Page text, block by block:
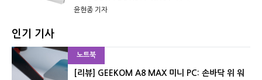
윤현종 기자
인기 기사
노트북
[리뷰] GEEKOM A8 MAX 미니 PC: 손바닥 위 워